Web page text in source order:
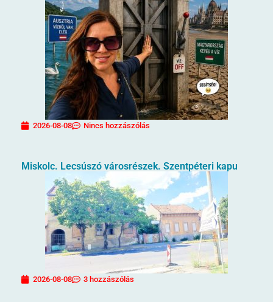
2026-08-08 Nincs hozzászólás
Miskolc. Lecsúszó városrészek. Szentpéteri kapu
2026-08-08 3 hozzászólás